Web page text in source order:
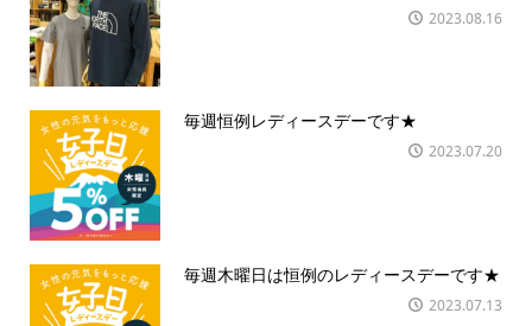
2023.08.16
毎週恒例レディースデーです★
2023.07.20
毎週木曜日は恒例のレディースデーです★
2023.07.13